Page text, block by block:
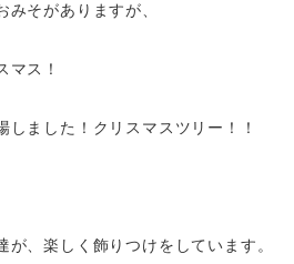
みそがありますが、
マス！
しました！クリスマスツリー！！
が、楽しく飾りつけをしています。